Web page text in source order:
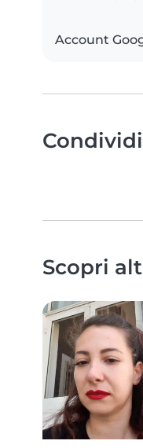
Account
Scopri